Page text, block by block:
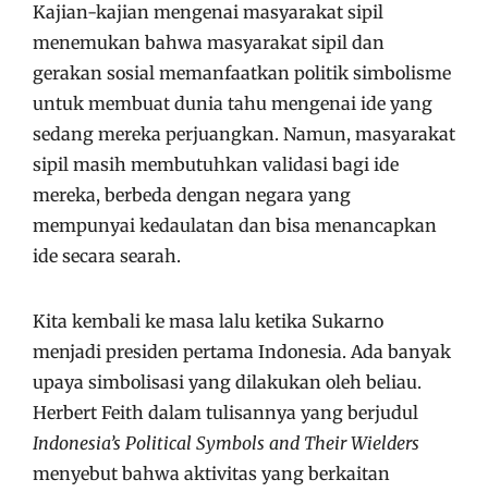
Kajian-kajian mengenai masyarakat sipil
menemukan bahwa masyarakat sipil dan
gerakan sosial memanfaatkan politik simbolisme
untuk membuat dunia tahu mengenai ide yang
sedang mereka perjuangkan. Namun, masyarakat
sipil masih membutuhkan validasi bagi ide
mereka, berbeda dengan negara yang
mempunyai kedaulatan dan bisa menancapkan
ide secara searah.
Kita kembali ke masa lalu ketika Sukarno
menjadi presiden pertama Indonesia. Ada banyak
upaya simbolisasi yang dilakukan oleh beliau.
Herbert Feith dalam tulisannya yang berjudul
Indonesia’s Political Symbols and Their Wielders
menyebut bahwa aktivitas yang berkaitan